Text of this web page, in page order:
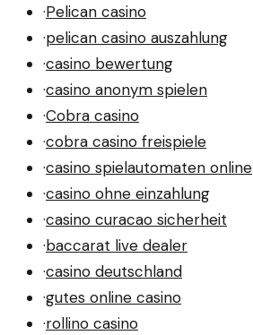
·Pelican casino
·pelican casino auszahlung
·casino bewertung
·casino anonym spielen
·Cobra casino
·cobra casino freispiele
·casino spielautomaten online
·casino ohne einzahlung
·casino curacao sicherheit
·baccarat live dealer
·casino deutschland
·gutes online casino
·rollino casino